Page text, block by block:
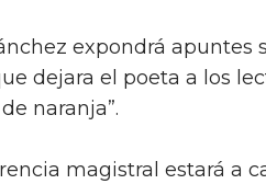
expondrá apuntes
dejara el poeta a los
naranja”.
magistral estará a